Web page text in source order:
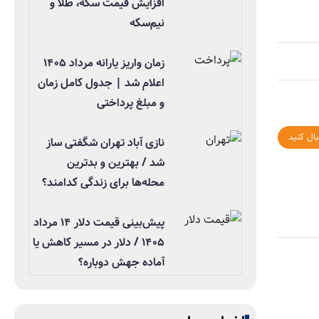
کنید
نیم‌سکه
زمان واریز یارانه مرداد ۱۴۰۵
اعلام شد | جدول کامل زمان
و مبلغ پرداختی
نازی آباد تهران شگفتی ساز
شد / بهترین و بدترین
محله‌ها برای زندگی کدامند؟
پیش‌بینی قیمت دلار ۱۴ مرداد
۱۴۰۵ / دلار در مسیر کاهش یا
آماده جهش دوباره؟